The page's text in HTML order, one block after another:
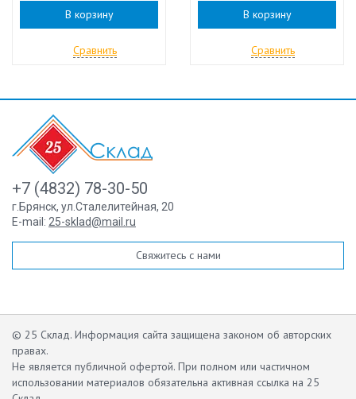
В корзину
Сравнить
В корзину
Сравнить
+7 (4832) 78-30-50
г.Брянск, ул.Сталелитейная, 20
E-mail: 25-sklad@mail.ru
Свяжитесь с нами
© 25 Склад. Информация сайта защищена законом об авторских
правах.
Не является публичной офертой. При полном или частичном
использовании материалов обязательна активная ссылка на 25